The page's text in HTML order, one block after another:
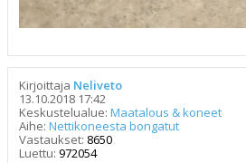
Kirjoittaja Neliveto
13.10.2018 17:42
Keskustelualue: Maatalous & koneet
Aihe: Nettikoneesta bongatut
Vastaukset: 8650
Luettu: 972054